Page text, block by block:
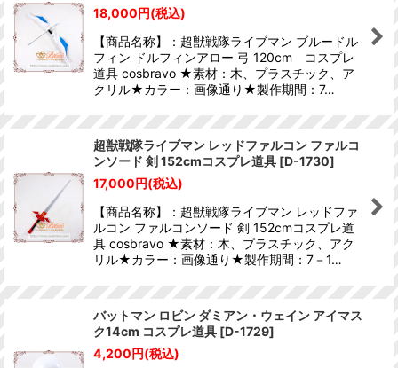
18,000円(税込)
【商品名称】：超獣戦隊ライブマン ブルードル
フィン ドルフィンアロー 弓 120cm コスプレ
道具 cosbravo ★素材：木、プラスチック、ア
クリル★カラー：画像通り★製作期間：7…
超獣戦隊ライブマン レッドファルコン ファルコ
ンソード 剣 152cmコスプレ道具 [D-1730]
17,000円(税込)
【商品名称】：超獣戦隊ライブマン レッドファ
ルコン ファルコンソード 剣 152cmコスプレ道
具 cosbravo ★素材：木、プラスチック、アク
リル★カラー：画像通り★製作期間：7－1…
バットマン ロビン ダミアン・ウェイン アイマス
ク14cm コスプレ道具 [D-1729]
4,200円(税込)